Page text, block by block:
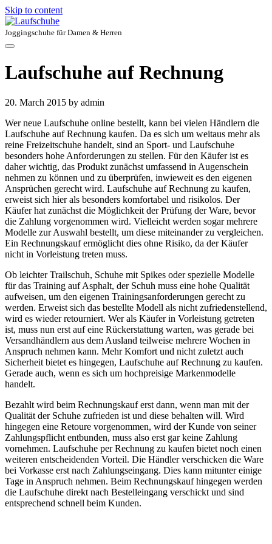
Skip to content
Joggingschuhe für Damen & Herren
Laufschuhe auf Rechnung
20. March 2015 by admin
Wer neue Laufschuhe online bestellt, kann bei vielen Händlern die
Laufschuhe auf Rechnung kaufen. Da es sich um weitaus mehr als
reine Freizeitschuhe handelt, sind an Sport- und Laufschuhe
besonders hohe Anforderungen zu stellen. Für den Käufer ist es
daher wichtig, das Produkt zunächst umfassend in Augenschein
nehmen zu können und zu überprüfen, inwieweit es den eigenen
Ansprüchen gerecht wird. Laufschuhe auf Rechnung zu kaufen,
erweist sich hier als besonders komfortabel und risikolos. Der
Käufer hat zunächst die Möglichkeit der Prüfung der Ware, bevor
die Zahlung vorgenommen wird. Vielleicht werden sogar mehrere
Modelle zur Auswahl bestellt, um diese miteinander zu vergleichen.
Ein Rechnungskauf ermöglicht dies ohne Risiko, da der Käufer
nicht in Vorleistung treten muss.
Ob leichter Trailschuh, Schuhe mit Spikes oder spezielle Modelle
für das Training auf Asphalt, der Schuh muss eine hohe Qualität
aufweisen, um den eigenen Trainingsanforderungen gerecht zu
werden. Erweist sich das bestellte Modell als nicht zufriedenstellend,
wird es wieder retourniert. Wer als Käufer in Vorleistung getreten
ist, muss nun erst auf eine Rückerstattung warten, was gerade bei
Versandhändlern aus dem Ausland teilweise mehrere Wochen in
Anspruch nehmen kann. Mehr Komfort und nicht zuletzt auch
Sicherheit bietet es hingegen, Laufschuhe auf Rechnung zu kaufen.
Gerade auch, wenn es sich um hochpreisige Markenmodelle
handelt.
Bezahlt wird beim Rechnungskauf erst dann, wenn man mit der
Qualität der Schuhe zufrieden ist und diese behalten will. Wird
hingegen eine Retoure vorgenommen, wird der Kunde von seiner
Zahlungspflicht entbunden, muss also erst gar keine Zahlung
vornehmen. Laufschuhe per Rechnung zu kaufen bietet noch einen
weiteren entscheidenden Vorteil. Die Händler verschicken die Ware
bei Vorkasse erst nach Zahlungseingang. Dies kann mitunter einige
Tage in Anspruch nehmen. Beim Rechnungskauf hingegen werden
die Laufschuhe direkt nach Bestelleingang verschickt und sind
entsprechend schnell beim Kunden.